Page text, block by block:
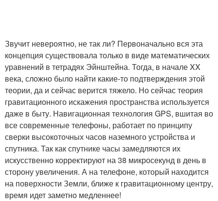
Звучит невероятно, не так ли? Первоначально вся эта
концепция существовала только в виде математических
уравнений в тетрадях Эйнштейна. Тогда, в начале XX
века, сложно было найти какие-то подтверждения этой
теории, да и сейчас верится тяжело. Но сейчас теория
гравитационного искажения пространства используется
даже в быту. Навигационная технология GPS, вшитая во
все современные телефоны, работает по принципу
сверки высокоточных часов наземного устройства и
спутника. Так как спутнике часы замедляются их
искусственно корректируют на 38 микросекунд в день в
сторону увеличения. А на телефоне, который находится
на поверхности Земли, ближе к гравитационному центру,
время идет заметно медленнее!